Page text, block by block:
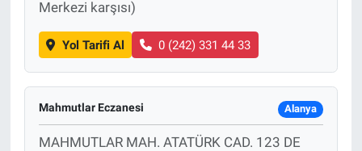
Merkezi karşısı)
Yol Tarifi Al 0 (242) 331 44 33
Mahmutlar Eczanesi Alanya
MAHMUTLAR MAH. ATATÜRK CAD. 123 DE